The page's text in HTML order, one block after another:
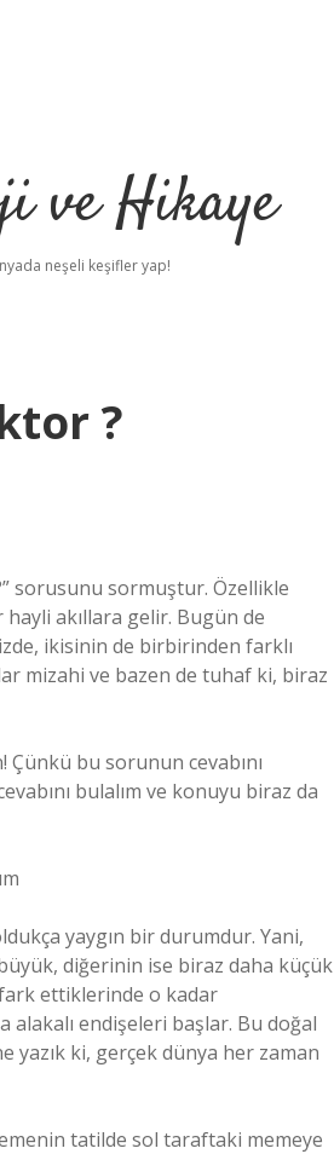
ve Hikaye
neşeli keşifler yap!
?
sorusunu sormuştur. Özellikle
akıllara gelir. Bugün de
ikisinin de birbirinden farklı
mizahi ve bazen de tuhaf ki, biraz
bu sorunun cevabını
bulalım ve konuyu biraz da
yaygın bir durumdur. Yani,
diğerinin ise biraz daha küçük
ettiklerinde o kadar
endişeleri başlar. Bu doğal
yazık ki, gerçek dünya her zaman
tatilde sol taraftaki memeye